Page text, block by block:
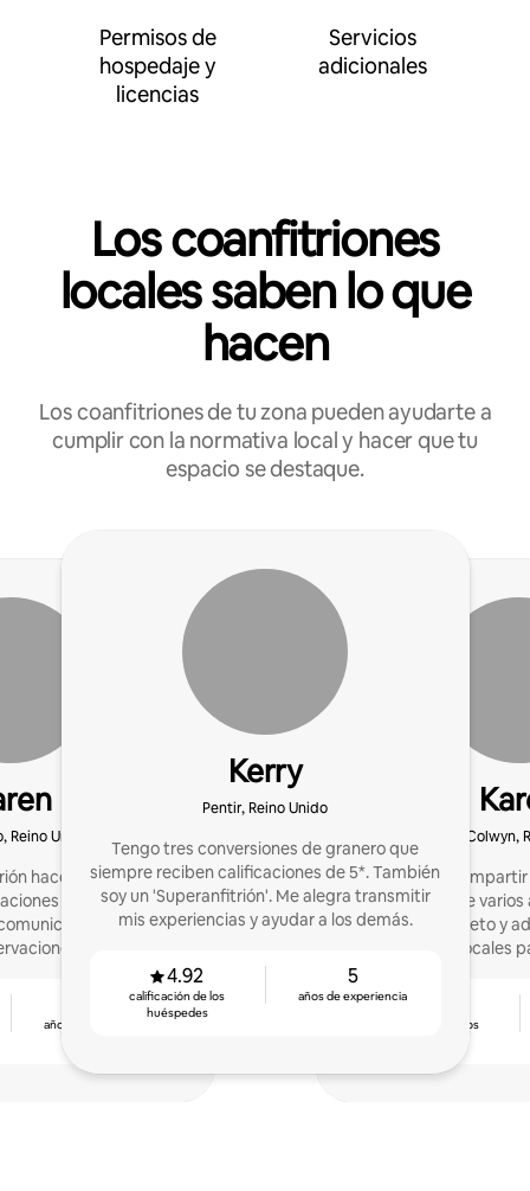
Permisos de
hospedaje y
licencias
Servicios
adicionales
Los coanfitriones
locales saben lo que
hacen
Los coanfitriones de tu zona pueden ayudarte a
cumplir con la normativa local y hacer que tu
espacio se destaque.
Unido
hace 8 años y soy un
experimentado.
con los
y el cambio
de 5 estrellas.
años de experiencia
Kerry
Pentir, Reino Unido
Tengo tres conversiones de granero que
siempre reciben calificaciones de 5*. También
soy un 'Superanfitrión'. Me alegra transmitir
mis experiencias y ayudar a los demás.
4.92
calificación de los
huéspedes
5
años de experiencia
Old Colwyn,
Empecé a
huéspedes hace varios
tiempo completo y
propiedades locales
calificación de los